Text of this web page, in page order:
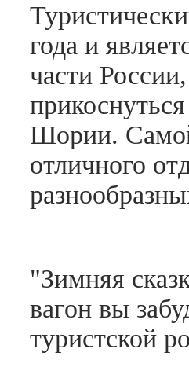
года и
части
Шории.
отличного
"Зимняя
вагон вы
туристской